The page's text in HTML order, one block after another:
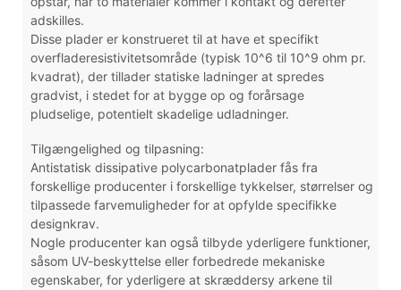
adskilles.
Disse plader er konstrueret til at have et specifikt
overfladeresistivitetsområde (typisk 10^6 til 10^9 ohm pr.
kvadrat), der tillader statiske ladninger at spredes
gradvist, i stedet for at bygge op og forårsage
pludselige, potentielt skadelige udladninger.
Tilgængelighed og tilpasning:
Antistatisk dissipative polycarbonatplader fås fra
forskellige producenter i forskellige tykkelser, størrelser og
tilpassede farvemuligheder for at opfylde specifikke
designkrav.
Nogle producenter kan også tilbyde yderligere funktioner,
såsom UV-beskyttelse eller forbedrede mekaniske
egenskaber, for yderligere at skræddersy arkene til